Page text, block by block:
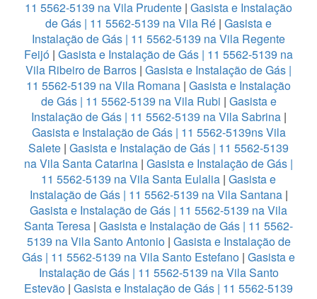
11 5562-5139 na Vila Prudente | Gasista e Instalação
de Gás | 11 5562-5139 na Vila Ré | Gasista e
Instalação de Gás | 11 5562-5139 na Vila Regente
Feijó | Gasista e Instalação de Gás | 11 5562-5139 na
Vila Ribeiro de Barros | Gasista e Instalação de Gás |
11 5562-5139 na Vila Romana | Gasista e Instalação
de Gás | 11 5562-5139 na Vila Rubi | Gasista e
Instalação de Gás | 11 5562-5139 na Vila Sabrina|
Gasista e Instalação de Gás | 11 5562-5139ns Vila
Salete | Gasista e Instalação de Gás | 11 5562-5139
na Vila Santa Catarina | Gasista e Instalação de Gás |
11 5562-5139 na Vila Santa Eulalia | Gasista e
Instalação de Gás | 11 5562-5139 na Vila Santana|
Gasista e Instalação de Gás | 11 5562-5139 na Vila
Santa Teresa | Gasista e Instalação de Gás | 11 5562-
5139 na Vila Santo Antonio| Gasista e Instalação de
Gás | 11 5562-5139 na Vila Santo Estefano | Gasista e
Instalação de Gás | 11 5562-5139 na Vila Santo
Estevão | Gasista e Instalação de Gás | 11 5562-5139